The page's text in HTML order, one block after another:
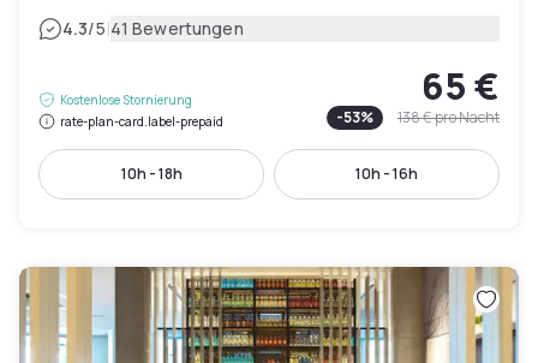
4.3/5|41 Bewertungen
Kostenlose Stornierung
rate-plan-card.label-prepaid
65 €
-53% 138 €pro Nacht
10h - 18h 10h - 16h